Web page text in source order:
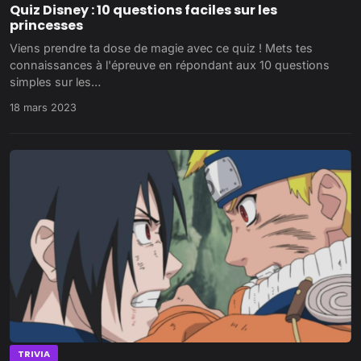
Quiz Disney : 10 questions faciles sur les
princesses
Viens prendre ta dose de magie avec ce quiz ! Mets tes
connaissances à l'épreuve en répondant aux 10 questions
simples sur les…
18 mars 2023
TRIVIA